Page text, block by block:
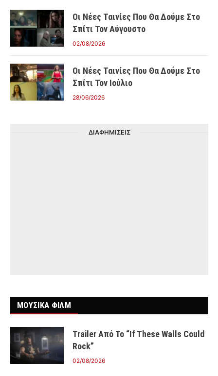
Οι Νέες Ταινίες Που Θα Δούμε Στο
Σπίτι Τον Αύγουστο
02/08/2026
Οι Νέες Ταινίες Που Θα Δούμε Στο
Σπίτι Τον Ιούλιο
28/06/2026
ΔΙΑΦΗΜΙΣΕΙΣ
ΜΟΥΣΙΚΑ ΦΙΛΜ
Trailer Από Το “If These Walls Could
Rock”
02/08/2026